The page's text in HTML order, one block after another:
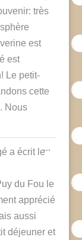
très
est
est
Le petit-
cette
Nous
a écrit le
du Fou le
apprécié
aussi
déjeuner et
... Ouvrir/